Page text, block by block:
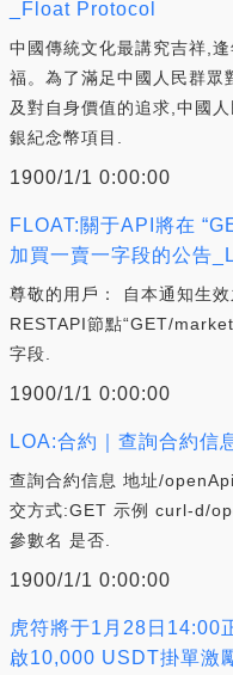
_Float Protocol
中國傳統文化最講究吉祥,
福。為了滿足中國人民群眾
及對自身價值的追求,中國
銀紀念幣項目.
1900/1/1 0:00:00
FLOAT:關于API將在
加買一賣一字段的公告
尊敬的用戶： 自本通知生
RESTAPI節點“GET/
字段.
1900/1/1 0:00:00
LOA:合約｜查詢合約信
查詢合約信息 地址/
交方式:GET 示例 curl-d/
參數名 是否.
1900/1/1 0:00:00
虎符將于1月28日14:00
啟10,000 USDT掛單激